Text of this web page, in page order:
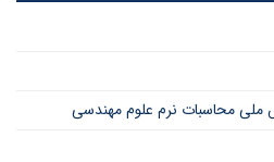
ملی محاسبات نرم علوم مهندسی